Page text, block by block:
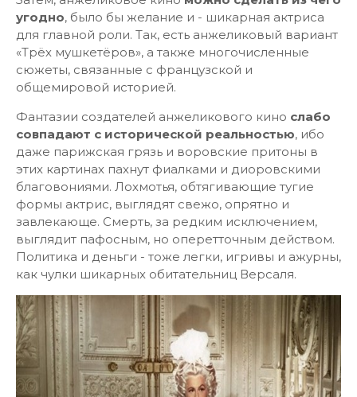
угодно, было бы желание и - шикарная актриса
для главной роли. Так, есть анжеликовый вариант
«Трёх мушкетёров», а также многочисленные
сюжеты, связанные с французской и
общемировой историей.
Фантазии создателей анжеликового кино слабо
совпадают с исторической реальностью, ибо
даже парижская грязь и воровские притоны в
этих картинах пахнут фиалками и диоровскими
благовониями. Лохмотья, обтягивающие тугие
формы актрис, выглядят свежо, опрятно и
завлекающе. Смерть, за редким исключением,
выглядит пафосным, но оперетточным действом.
Политика и деньги - тоже легки, игривы и ажурны,
как чулки шикарных обитательниц Версаля.